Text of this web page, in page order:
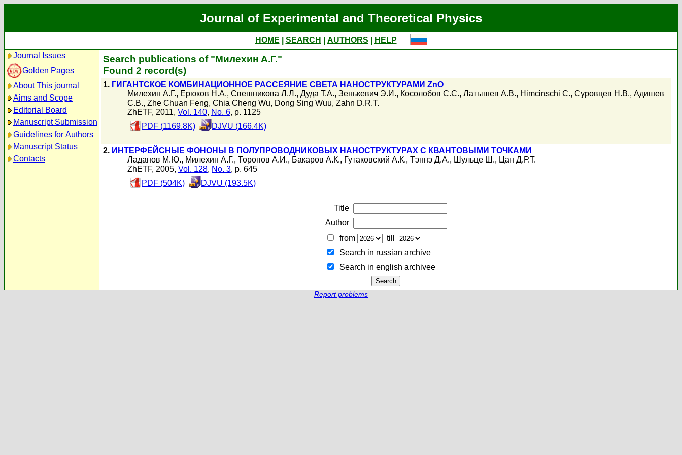
Journal of Experimental and Theoretical Physics
HOME SEARCH AUTHORS
HELP
Journal Issues
Golden Pages
About This journal
Aims and Scope
Editorial Board
Manuscript Submission
Guidelines for Authors
Manuscript Status
Contacts
Search publications of "Милехин А.Г."
Found 2 record(s)
1. ГИГАНТСКОЕ КОМБИНАЦИОННОЕ РАССЕЯНИЕ СВЕТА НАНОСТРУКТУРАМИ ZnO
Милехин А.Г., Ерюков Н.А., Свешникова Л.Л., Дуда Т.А., Зенькевич Э.И., Косолобов С.С., Латышев А.В., Himcinschi C., Суровцев Н.В., Адишев
С.В., Zhe Chuan Feng, Chia Cheng Wu, Dong Sing Wuu, Zahn D.R.T.
ZhETF, 2011, Vol. 140, No. 6, p. 1125
PDF (1169.8K)
DJVU (166.4K)
2. ИНТЕРФЕЙСНЫЕ ФОНОНЫ В ПОЛУПРОВОДНИКОВЫХ НАНОСТРУКТУРАХ С КВАНТОВЫМИ ТОЧКАМИ
Ладанов М.Ю., Милехин А.Г., Торопов А.И., Бакаров А.К., Гутаковский А.К., Тэннэ Д.А., Шульце Ш., Цан Д.Р.Т.
ZhETF, 2005, Vol. 128, No. 3, p. 645
PDF (504K)
DJVU (193.5K)
Title
Author
from
till
Search in russian archive
Search in english archiveе
Report problems